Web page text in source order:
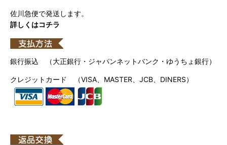
佐川急便で発送します。
詳しくはコチラ
銀行振込 （大正銀行・ジャパンネットバンク・ゆうちょ銀行）
クレジットカード （VISA、MASTER、JCB、DINERS）